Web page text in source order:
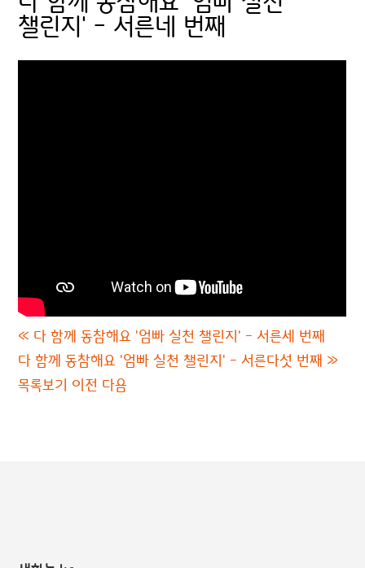
챌린지' - 서른네 번째
« 다 함께 동참해요 '엄빠 실천 챌린지' - 서른세 번째
다 함께 동참해요 '엄빠 실천 챌린지' - 서른다섯 번째 »
목록보기 이전 다음